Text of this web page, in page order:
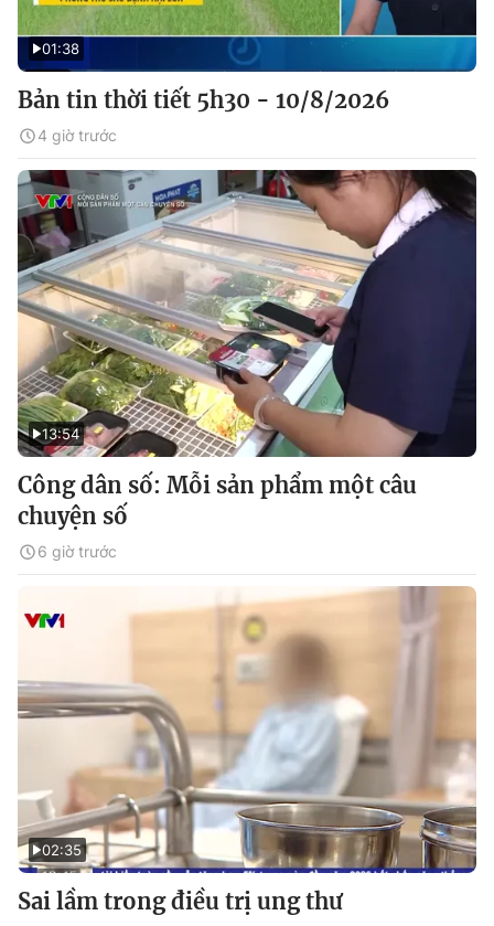
01:38
Bản tin thời tiết 5h30 - 10/8/2026
4 giờ trước
13:54
Công dân số: Mỗi sản phẩm một câu
chuyện số
6 giờ trước
02:35
Sai lầm trong điều trị ung thư